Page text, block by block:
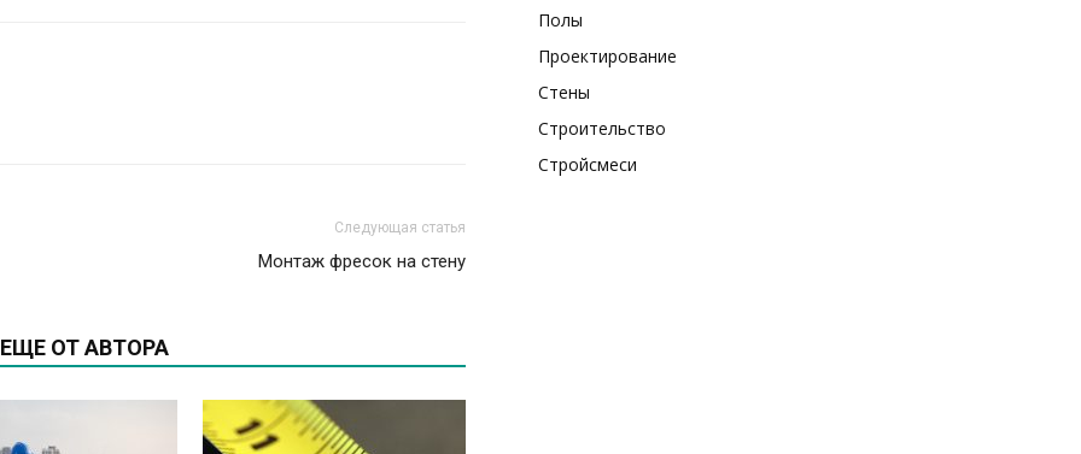
Следующая статья
Монтаж фресок на стену
ЕЩЕ ОТ АВТОРА
Полы
Проектирование
Стены
Строительство
Стройсмеси